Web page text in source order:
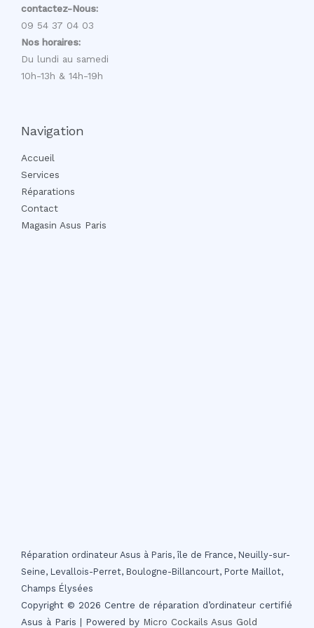
contactez-Nous:
09 54 37 04 03
Nos horaires:
Du lundi au samedi
10h-13h & 14h-19h
Navigation
Accueil
Services
Réparations
Contact
Magasin Asus Paris
Réparation ordinateur Asus à Paris, île de France, Neuilly-sur-
Seine, Levallois-Perret, Boulogne-Billancourt, Porte Maillot,
Champs Élysées
Copyright © 2026 Centre de réparation d’ordinateur certifié
Asus à Paris | Powered by Micro Cockails Asus Gold